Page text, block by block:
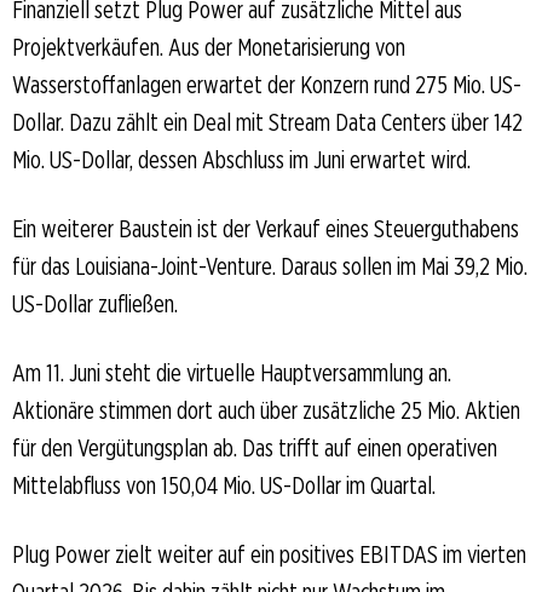
Finanziell setzt Plug Power auf zusätzliche Mittel aus
Projektverkäufen. Aus der Monetarisierung von
Wasserstoffanlagen erwartet der Konzern rund 275 Mio. US-
Dollar. Dazu zählt ein Deal mit Stream Data Centers über 142
Mio. US-Dollar, dessen Abschluss im Juni erwartet wird.
Ein weiterer Baustein ist der Verkauf eines Steuerguthabens
für das Louisiana-Joint-Venture. Daraus sollen im Mai 39,2 Mio.
US-Dollar zufließen.
Am 11. Juni steht die virtuelle Hauptversammlung an.
Aktionäre stimmen dort auch über zusätzliche 25 Mio. Aktien
für den Vergütungsplan ab. Das trifft auf einen operativen
Mittelabfluss von 150,04 Mio. US-Dollar im Quartal.
Plug Power zielt weiter auf ein positives EBITDAS im vierten